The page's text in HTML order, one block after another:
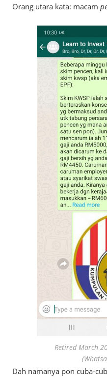
Orang utara kata: macam
Retired March
Dah namanya pon cuba-